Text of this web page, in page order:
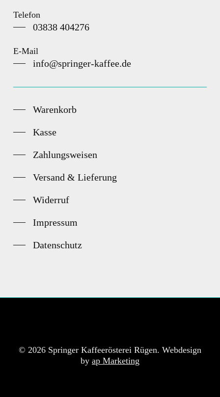
Telefon
03838 404276
E-Mail
info@springer-kaffee.de
Warenkorb
Kasse
Zahlungsweisen
Versand & Lieferung
Widerruf
Impressum
Datenschutz
© 2026 Springer Kaffeerösterei Rügen. Webdesign
by ap Marketing